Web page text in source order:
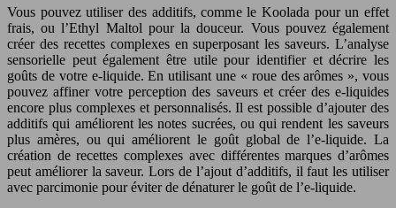
Vous pouvez utiliser des additifs, comme le Koolada pour un effet
frais, ou l’Ethyl Maltol pour la douceur. Vous pouvez également
créer des recettes complexes en superposant les saveurs. L’analyse
sensorielle peut également être utile pour identifier et décrire les
goûts de votre e-liquide. En utilisant une « roue des arômes », vous
pouvez affiner votre perception des saveurs et créer des e-liquides
encore plus complexes et personnalisés. Il est possible d’ajouter des
additifs qui améliorent les notes sucrées, ou qui rendent les saveurs
plus amères, ou qui améliorent le goût global de l’e-liquide. La
création de recettes complexes avec différentes marques d’arômes
peut améliorer la saveur. Lors de l’ajout d’additifs, il faut les utiliser
avec parcimonie pour éviter de dénaturer le goût de l’e-liquide.